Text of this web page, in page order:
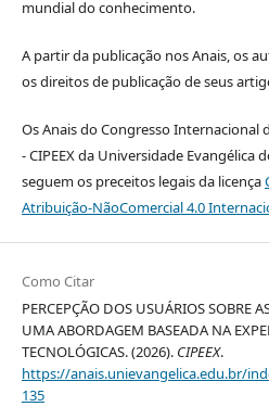
mundial do conhecimento.
A partir da publicação nos Anais, os
os direitos de publicação de seus
Os Anais do Congresso Internacional
- CIPEEX da Universidade Evangélica
seguem os preceitos legais da licença
Atribuição-NãoComercial 4.0
Como Citar
PERCEPÇÃO DOS USUÁRIOS SOBRE
UMA ABORDAGEM BASEADA NA
TECNOLÓGICAS. (2026). CIPEEX.
https://anais.unievangelica.edu.br/
135